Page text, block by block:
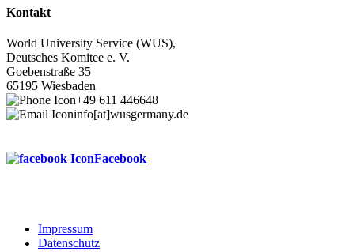
Kontakt
World University Service (WUS),
Deutsches Komitee e. V.
Goebenstraße 35
65195 Wiesbaden
+49 611 446648
info[at]wusgermany.de
Facebook
Footer
Impressum
Datenschutz